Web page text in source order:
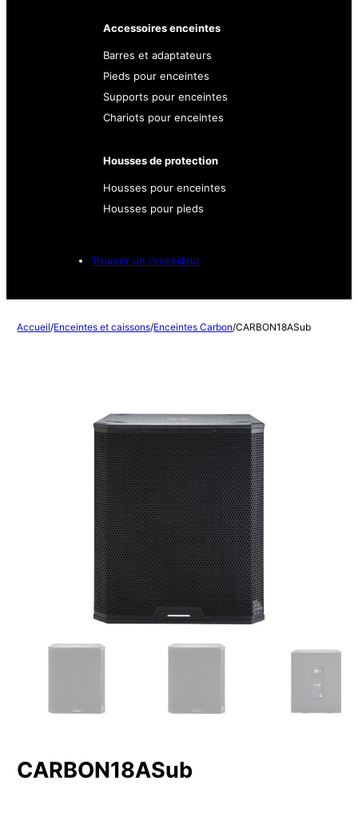
Accessoires enceintes
Barres et adaptateurs
Pieds pour enceintes
Supports pour enceintes
Chariots pour enceintes
Housses de protection
Housses pour enceintes
Housses pour pieds
Trouver un revendeur
Accueil/Enceintes et caissons/Enceintes Carbon/CARBON18ASub
CARBON18ASub